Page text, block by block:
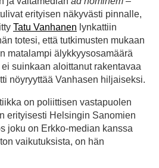
erityisen näkyvästi pinnalle,
Tatu Vanhanen lynkattiin
totesi, että tutkimusten mukaan
matalampi älykkyysosamäärä
suinkaan aloittanut rakentavaa
nöyryyttää Vanhasen hiljaiseksi.
on poliittisen vastapuolen
erityisesti Helsingin Sanomien
joku on Erkko-median kanssa
vaikutuksista, on hän